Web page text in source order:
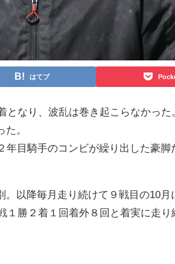
はてブ
なり、波乱は巻き起こらなかった
。
目騎手のコンビが繰り出した豪脚
以降毎月走り続けて９戦目の10月
勝２着１回着外８回と着実に走り